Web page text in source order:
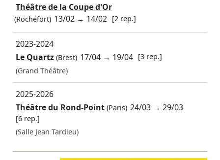
Théâtre de la Coupe d'Or
(Rochefort) 13/02 → 14/02 [2 rep.]
2023-2024
Le Quartz(Brest) 17/04 → 19/04 [3 rep.]
(Grand Théâtre)
2025-2026
Théâtre du Rond-Point(Paris) 24/03 →29/03
[6 rep.]
(Salle Jean Tardieu)